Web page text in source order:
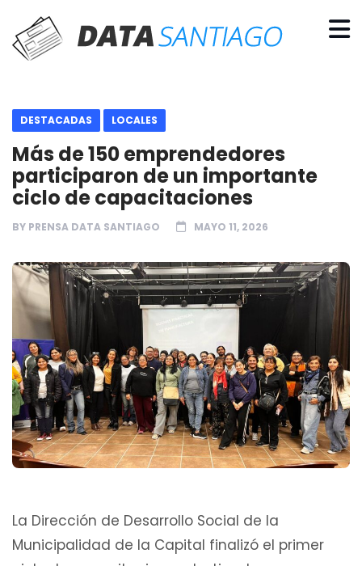
DESTACADAS LOCALES
Más de 150 emprendedores
participaron de un importante
ciclo de capacitaciones
BY PRENSA DATA SANTIAGO MAYO 11, 2026
La Dirección de Desarrollo Social de la
Municipalidad de la Capital finalizó el primer